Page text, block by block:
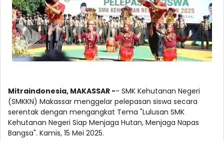
Mitraindonesia, MAKASSAR -- SMK Kehutanan Negeri
(SMKKN) Makassar menggelar pelepasan siswa secara
serentak dengan mengangkat Tema "Lulusan SMK
Kehutanan Negeri Siap Menjaga Hutan, Menjaga Napas
Bangsa". Kamis, 15 Mei 2025.